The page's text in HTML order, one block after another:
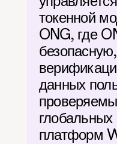
токенной
ONG, где
данных
платформ